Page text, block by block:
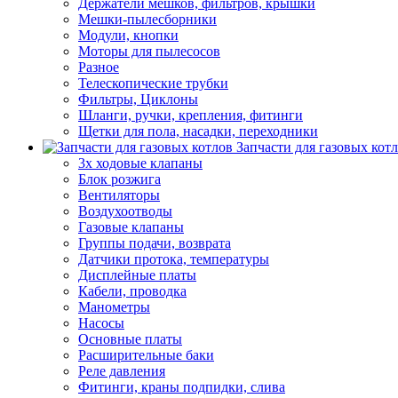
Держатели мешков, фильтров, крышки
Мешки-пылесборники
Модули, кнопки
Моторы для пылесосов
Разное
Телескопические трубки
Фильтры, Циклоны
Шланги, ручки, крепления, фитинги
Щетки для пола, насадки, переходники
Запчасти для газовых
3х ходовые клапаны
Блок розжига
Вентиляторы
Воздухоотводы
Газовые клапаны
Группы подачи, возврата
Датчики протока, температуры
Дисплейные платы
Кабели, проводка
Манометры
Насосы
Основные платы
Расширительные баки
Реле давления
Фитинги, краны подпидки, слива